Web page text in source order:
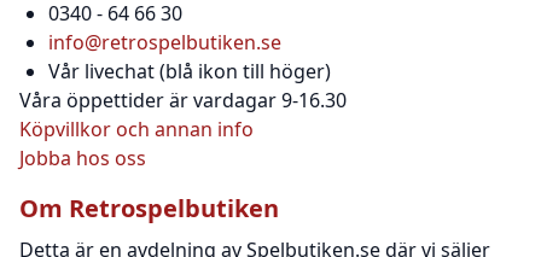
0340 - 64 66 30
info@retrospelbutiken.se
Vår livechat (blå ikon till höger)
Våra öppettider är vardagar 9-16.30
Köpvillkor och annan info
Jobba hos oss
Om Retrospelbutiken
Detta är en avdelning av Spelbutiken.se där vi säljer